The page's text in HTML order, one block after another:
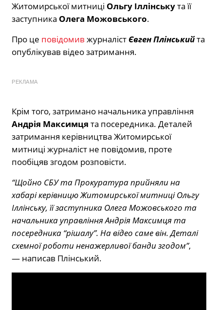
Житомирської митниці Ольгу Іллінськута її
заступника Олега Можовського.
Про це повідомив журналіст Євген Плінськийта
опублікував відео затримання.
РЕКЛАМА
Крім того, затримано начальника управління
Андрія Максимця та посередника. Деталей
затримання керівництва Житомирської
митниці журналіст не повідомив, проте
пообіцяв згодом розповісти.
“Щойно СБУ та Прокуратура прийняли на
хабарі керівницю Житомирської митниці Ольгу
Іллінську, її заступника Олега Можовського та
начальника управління Андрія Максимця та
посередника “рішалу”. На відео саме він. Деталі
схемної роботи ненажерливої банди згодом”,
— написав Плінський.